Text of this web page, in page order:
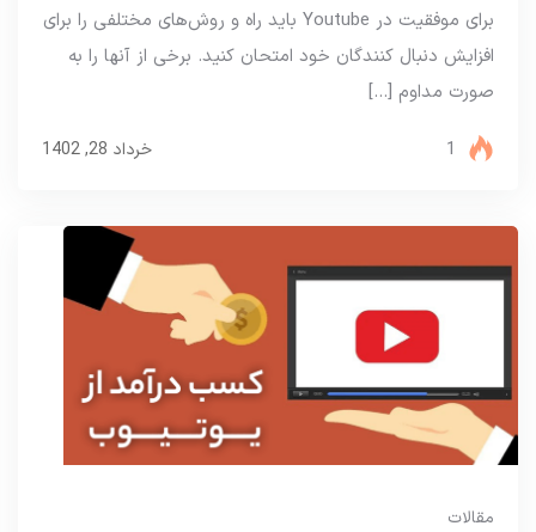
برای موفقیت در Youtube باید راه‌ و روش‌های مختلفی را برای
افزایش دنبال کنندگان خود امتحان کنید. برخی از آنها را به
صورت مداوم […]
خرداد 28, 1402 1
مقالات